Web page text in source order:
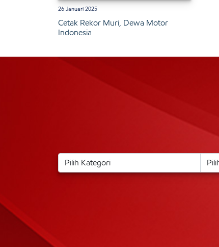
26 Januari 2025
Cetak Rekor Muri, Dewa Motor
Indonesia